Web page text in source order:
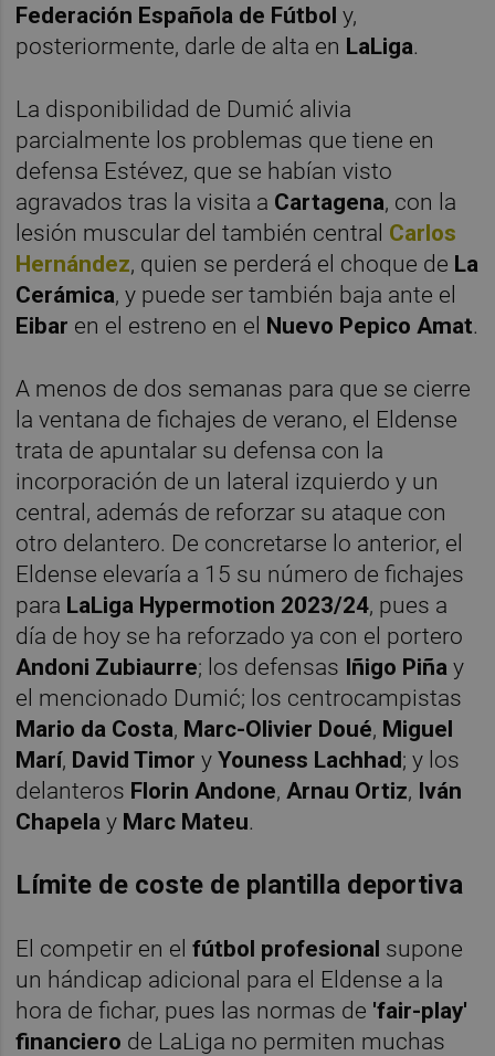
Federación Española de Fútboly,
posteriormente, darle de alta en LaLiga.
La disponibilidad de Dumić alivia
parcialmente los problemas que tiene en
defensa Estévez, que se habían visto
agravados tras la visita a Cartagena, con la
lesión muscular del también central Carlos
Hernández, quien se perderá el choque de La
Cerámica, y puede ser también baja ante el
Eibar en el estreno en el Nuevo Pepico Amat.
A menos de dos semanas para que se cierre
la ventana de fichajes de verano, el Eldense
trata de apuntalar su defensa con la
incorporación de un lateral izquierdo y un
central, además de reforzar su ataque con
otro delantero. De concretarse lo anterior, el
Eldense elevaría a 15 su número de fichajes
para LaLiga Hypermotion 2023/24, pues a
día de hoy se ha reforzado ya con el portero
Andoni Zubiaurre; los defensas Iñigo Piñay
el mencionado Dumić; los centrocampistas
Mario da Costa, Marc-Olivier Doué, Miguel
Marí, David Timor yYouness Lachhad; y los
delanteros Florin Andone, Arnau Ortiz, Iván
Chapela y Marc Mateu.
Límite de coste de plantilla deportiva
El competir en elfútbol profesional supone
un hándicap adicional para el Eldense a la
hora de fichar, pues las normas de 'fair-play'
financiero de LaLiga no permiten muchas